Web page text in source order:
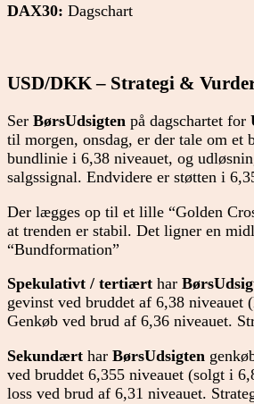
DAX30: Dagschart
USD/DKK – Strategi &
Ser BørsUdsigten på dagschartet for
til morgen, onsdag, er der tale om et
bundlinie i 6,38 niveauet, og
salgssignal. Endvidere er støtten i
Der lægges op til et lille “Golden
at trenden er stabil. Det ligner en
“Bundformation”
Spekulativt / tertiært har
gevinst ved bruddet af 6,38 niveauet
Genkøb ved brud af 6,36 niveauet.
Sekundært har BørsUdsigten
ved bruddet 6,355 niveauet (solgt i
loss ved brud af 6,31 niveauet.